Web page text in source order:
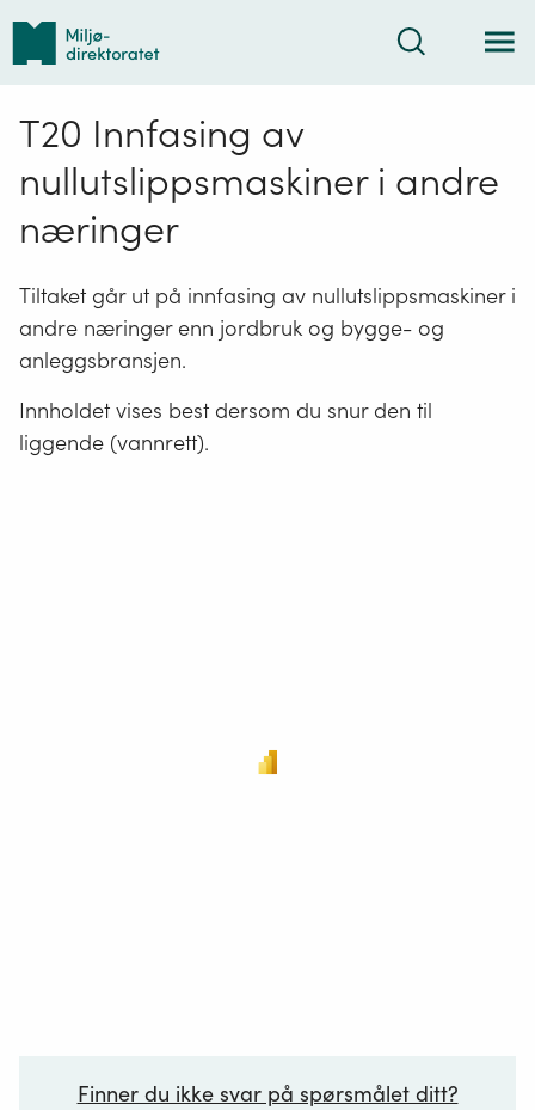
Tilbake
forsiden
Søk
T20 Innfasing av
nullutslippsmaskiner i andre
næringer
Tiltaket går ut på innfasing av nullutslippsmaskiner i
andre næringer enn jordbruk og bygge- og
anleggsbransjen.
Innholdet vises best dersom du snur den til
liggende (vannrett).
Finner du ikke svar på spørsmålet ditt?